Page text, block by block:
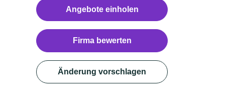
Angebote einholen
Firma bewerten
Änderung vorschlagen